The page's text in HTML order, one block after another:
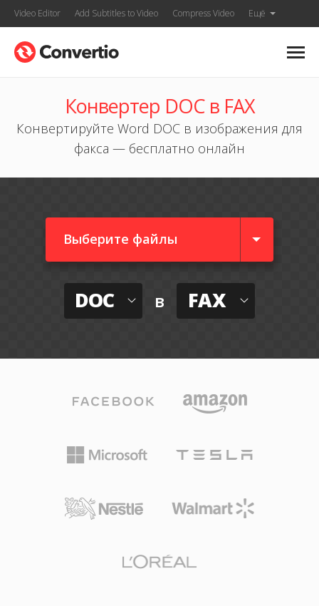
Video Editor Add Subtitles to Video Compress Video Ещё
Конвертер DOC в FAX
Конвертируйте Word DOC в изображения для
факса — бесплатно онлайн
Выберите файлы
DOC в FAX